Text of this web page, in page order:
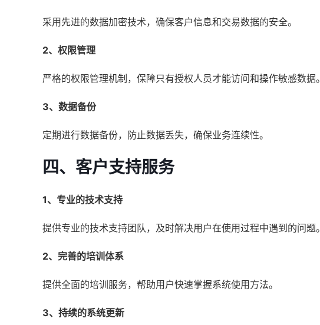
采用先进的数据加密技术，确保客户信息和交易数据的安全。
2、权限管理
严格的权限管理机制，保障只有授权人员才能访问和操作敏感数据。
3、数据备份
定期进行数据备份，防止数据丢失，确保业务连续性。
四、客户支持服务
1、专业的技术支持
提供专业的技术支持团队，及时解决用户在使用过程中遇到的问题。
2、完善的培训体系
提供全面的培训服务，帮助用户快速掌握系统使用方法。
3、持续的系统更新